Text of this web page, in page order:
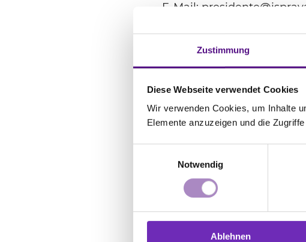
Zustimmung
Diese Webseite verwendet Cookies
Wir verwenden Cookies, um Inhalte
Elemente anzuzeigen und die
Notwendig
Ablehnen
E-Mail:
Zurück zur Übersicht
Evangelische
Via Quattro Novembre 12